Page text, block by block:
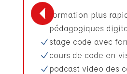
Formation plus
pédagogiques
stage code avec
cours de code en
podcast video des